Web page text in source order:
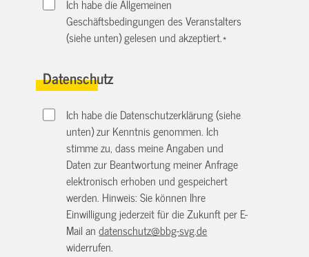
Ich habe die Allgemeinen
Geschäftsbedingungen des Veranstalters
(siehe unten) gelesen und akzeptiert.*
Datenschutz
Ich habe die Datenschutzerklärung (siehe
unten) zur Kenntnis genommen. Ich
stimme zu, dass meine Angaben und
Daten zur Beantwortung meiner Anfrage
elektronisch erhoben und gespeichert
werden. Hinweis: Sie können Ihre
Einwilligung jederzeit für die Zukunft per E-
Mail andatenschutz@bbg-svg.de
widerrufen.